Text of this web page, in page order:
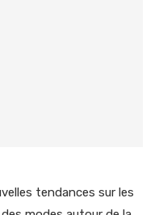
tendances sur les